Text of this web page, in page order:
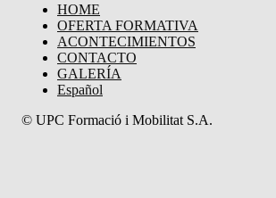
HOME
OFERTA FORMATIVA
ACONTECIMIENTOS
CONTACTO
GALERÍA
Español
© UPC Formació i Mobilitat S.A.